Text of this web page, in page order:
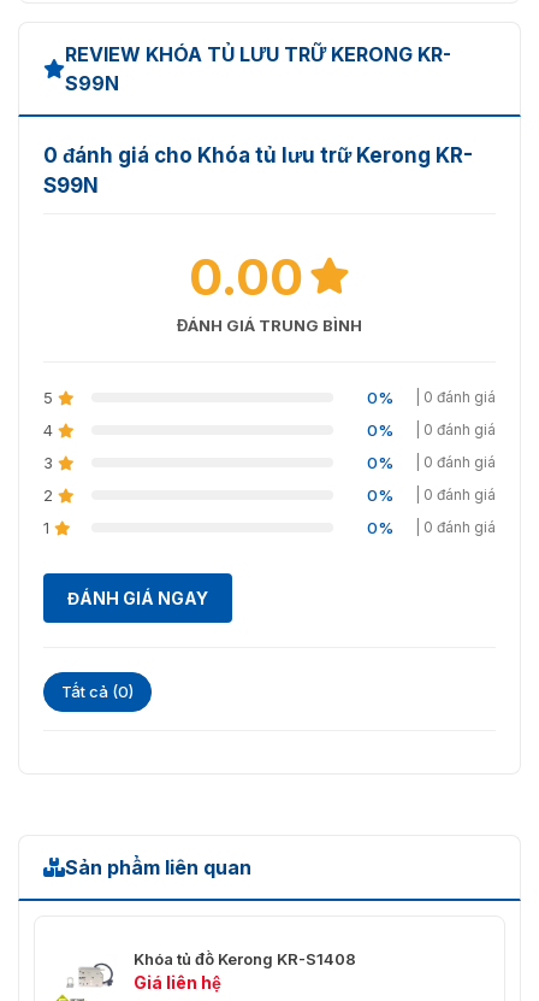
cần sự yên tĩnh.
Dễ dàng lắp đặt: Khóa dễ dàng lắp đặt và sử dụng.
Ứng dụng khóa tủ lưu trữ Kerong KR-S99N
Khóa chốt quay Kerong KR-S99N giúp bảo mật tủ và
ngăn kéo hiệu quả, ngăn chặn sự truy cập trái phép. Để
với Vietnamsmart với số Hotline:
cung cấp và phân phối chính thức dòng sản phẩm này.
REVIEW KHÓA TỦ LƯU TRỮ KERONG KR-
S99N
0 đánh giá cho Khóa tủ lưu trữ Kerong KR-
S99N
0.00
ĐÁNH GIÁ TRUNG BÌNH
5 0% | 0 đánh giá
4 0% | 0 đánh giá
3 0% | 0 đánh giá
2 0% | 0 đánh giá
1 0% | 0 đánh giá
ĐÁNH GIÁ NGAY
Tất cả (0)
Sản phẩm liên quan
Khóa tủ đồ Kerong KR-S1408
Giá liên hệ